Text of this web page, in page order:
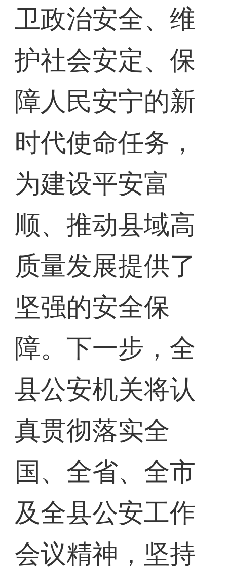
卫政治安全、维
护社会安定、保
障人民安宁的新
时代使命任务，
为建设平安富
顺、推动县域高
质量发展提供了
坚强的安全保
障。下一步，全
县公安机关将认
真贯彻落实全
国、全省、全市
及全县公安工作
会议精神，坚持